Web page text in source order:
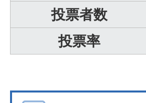
投票者数
投票率